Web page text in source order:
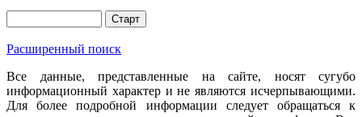
Расширенный поиск
Все данные, представленные на сайте, носят сугубо
информационный характер и не являются исчерпывающими.
Для более подробной информации следует обращаться к